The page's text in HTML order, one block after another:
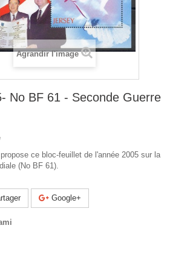
Agrandir l'image
No BF 61 - Seconde Guerre
ce bloc-feuillet de l'année 2005 sur la
(No BF 61).
Google+